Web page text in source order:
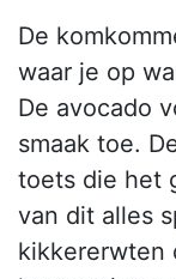
De
waar je op
De avocado
smaak toe.
toets die het
van dit alles
kikkererwten